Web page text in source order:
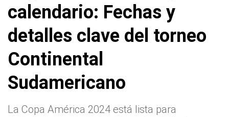
calendario: Fechas y
detalles clave del torneo
Continental
Sudamericano
La Copa América 2024 está lista para